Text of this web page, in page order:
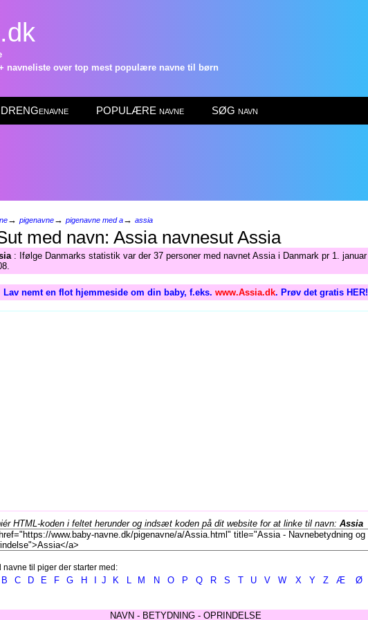
navneliste over top mest populære navne til børn
DRENGenavne POPULÆRE navne SØG navn
→ pigenavne→ pigenavne med a→ assia
Assia
: Ifølge Danmarks statistik var der 37 personer med navnet Assia i Danmark pr 1. januar
Lav nemt en flot hjemmeside om din baby, f.eks. www.Assia.dk. Prøv det gratis HER!
HTML-koden i feltet herunder og indsæt koden på dit website for at linke til navn: Assia
navne til piger der starter med:
B C D E F G H J K L M N O P Q R S T U V W X Y Z Æ Ø
NAVN - BETYDNING - OPRINDELSE